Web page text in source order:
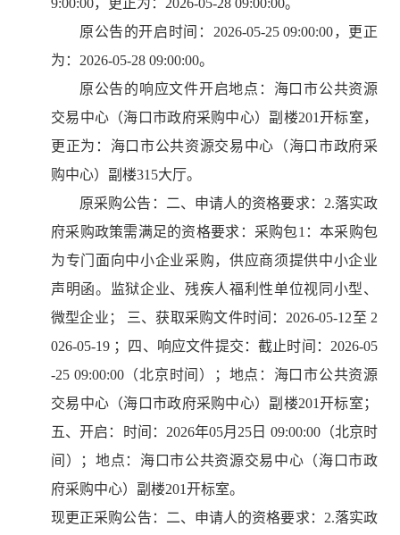
9:00:00，更正为：2026-05-28 09:00:00。
原公告的开启时间：2026-05-25 09:00:00，更正
为：2026-05-28 09:00:00。
原公告的响应文件开启地点：海口市公共资源
交易中心（海口市政府采购中心）副楼201开标室，
更正为：海口市公共资源交易中心（海口市政府采
购中心）副楼315大厅。
原采购公告：二、申请人的资格要求：2.落实政
府采购政策需满足的资格要求：采购包1：本采购包
为专门面向中小企业采购，供应商须提供中小企业
声明函。监狱企业、残疾人福利性单位视同小型、
微型企业； 三、获取采购文件时间：2026-05-12至 2
026-05-19 ；四、响应文件提交：截止时间：2026-05
-25 09:00:00（北京时间）；地点：海口市公共资源
交易中心（海口市政府采购中心）副楼201开标室；
五、开启：时间：2026年05月25日 09:00:00（北京时
间）；地点：海口市公共资源交易中心（海口市政
府采购中心）副楼201开标室。
现更正采购公告：二、申请人的资格要求：2.落实政